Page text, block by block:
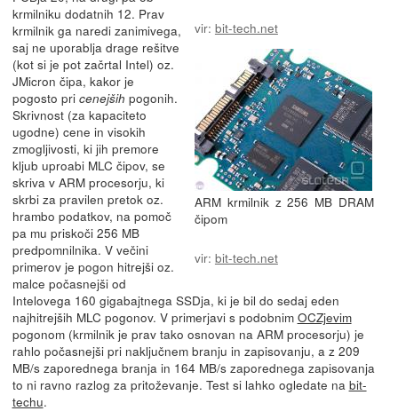
vir: bit-tech.net
ARM krmilnik z 256 MB DRAM
čipom
vir: bit-tech.net
krmilniku dodatnih 12. Prav
krmilnik ga naredi zanimivega,
saj ne uporablja drage rešitve
(kot si je pot začrtal Intel) oz.
JMicron čipa, kakor je
pogosto pri cenejših pogonih.
Skrivnost (za kapaciteto
ugodne) cene in visokih
zmogljivosti, ki jih premore
kljub uproabi MLC čipov, se
skriva v ARM procesorju, ki
skrbi za pravilen pretok oz.
hrambo podatkov, na pomoč
pa mu priskoči 256 MB
predpomnilnika. V večini
primerov je pogon hitrejši oz.
malce počasnejši od
Intelovega 160 gigabajtnega SSDja, ki je bil do sedaj eden
najhitrejših MLC pogonov. V primerjavi s podobnim OCZjevim
pogonom (krmilnik je prav tako osnovan na ARM procesorju) je
rahlo počasnejši pri naključnem branju in zapisovanju, a z 209
MB/s zaporednega branja in 164 MB/s zaporednega zapisovanja
to ni ravno razlog za pritoževanje. Test si lahko ogledate na bit-
techu.